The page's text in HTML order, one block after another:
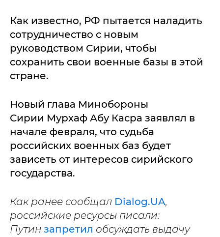
Как известно, РФ пытается наладить
сотрудничество с новым
руководством Сирии, чтобы
сохранить свои военные базы в этой
стране.
Новый глава Минобороны
Сирии Мурхаф Абу Касра заявлял в
начале февраля, что судьба
российских военных баз будет
зависеть от интересов сирийского
государства.
Как ранее сообщал Dialog.UA,
российские ресурсы писали:
Путин запретил обсуждать выдачу